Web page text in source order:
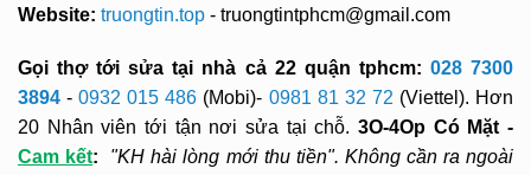
Website: truongtin.top - truongtintphcm@gmail.com
Gọi thợ tới sửa tại nhà cả 22 quận tphcm: 028 7300
3894-0932 015 486 (Mobi)- 0981 81 32 72 (Viettel). Hơn
20 Nhân viên tới tận nơi sửa tại chỗ. 3O-4Op Có Mặt -
Cam kết:
"KH hài lòng mới thu tiền". Không cần ra ngoài